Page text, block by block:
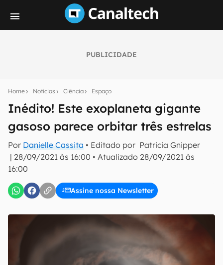
PUBLICIDADE
Home Notícias Ciência Espaço
Inédito! Este exoplaneta gigante
gasoso parece orbitar três estrelas
Por Danielle Cassita • Editado por Patricia Gnipper
| 28/09/2021 às 16:00 • Atualizado 28/09/2021 às
16:00
Assine nossa Newsletter
notícias e reviews sobre tecnologia em primeira
mão.
E-mail
Confirmo que li, aceito e concordo com os